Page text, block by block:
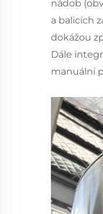
nádob
a balicích
dokážou
Dále
manuální